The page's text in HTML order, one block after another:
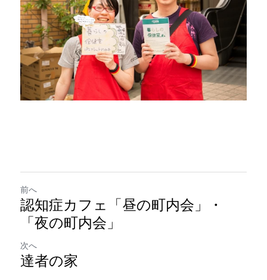
前へ
認知症カフェ「昼の町内会」・
「夜の町内会」
次へ
達者の家